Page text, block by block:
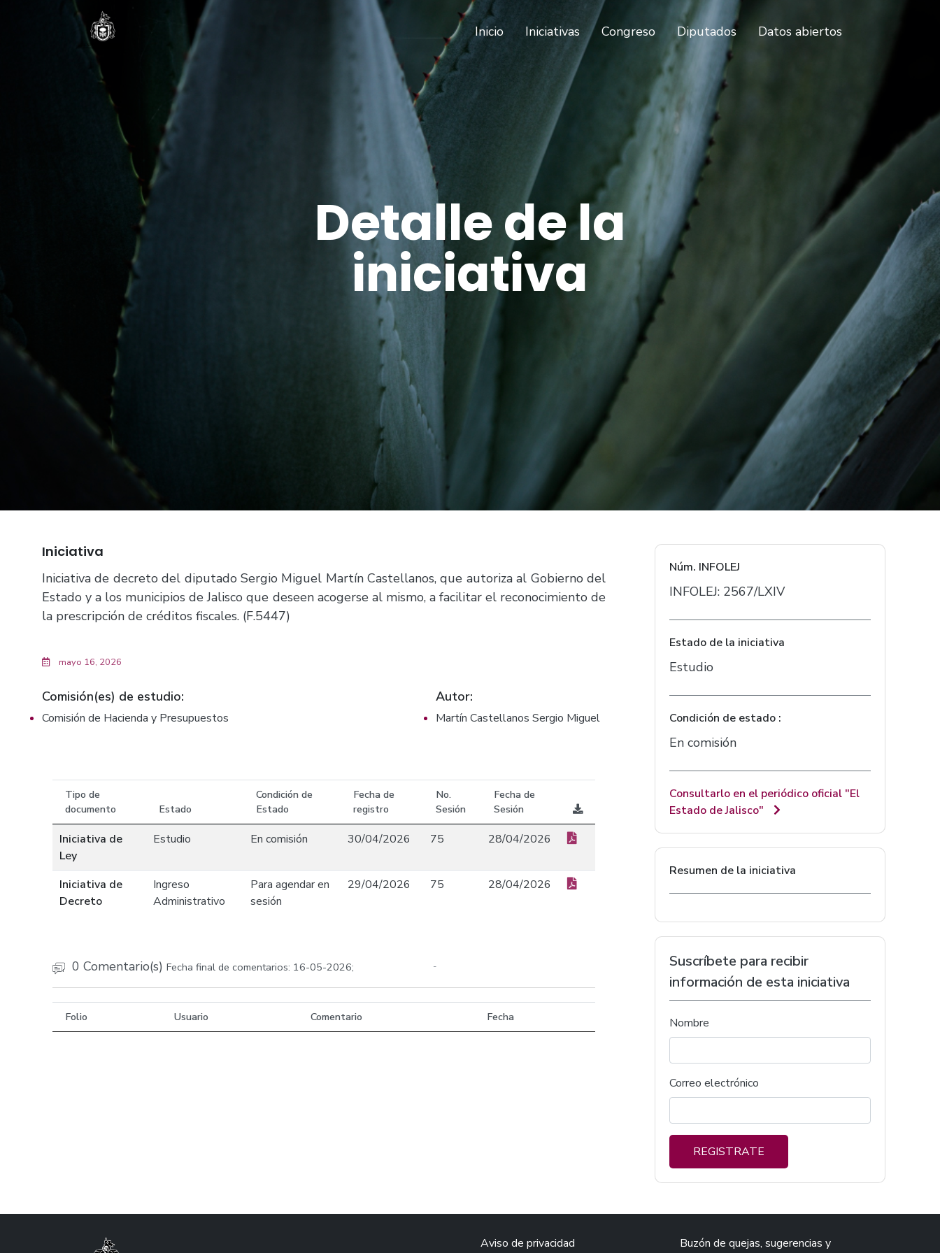
Inicio(current)
Iniciativas Congreso Diputados Datos abiertos
Detalle de la
iniciativa
Iniciativa
Iniciativa de decreto del diputado Sergio Miguel Martín Castellanos, que autoriza al Gobierno del
Estado y a los municipios de Jalisco que deseen acogerse al mismo, a facilitar el reconocimiento de
la prescripción de créditos fiscales. (F.5447)
mayo 16, 2026
Comisión(es) de estudio:
Comisión de Hacienda y Presupuestos
Autor:
Martín Castellanos Sergio Miguel
Tipo de
documento
Estado
Condición de
Estado
Fecha de
registro
No.
Sesión
Fecha de
Sesión
Iniciativa de
Ley
Estudio En comisión 30/04/2026 75 28/04/2026
Iniciativa de
Decreto
Ingreso
Administrativo
Para agendar en
sesión
29/04/2026 75 28/04/2026
0 Comentario(s) Fecha final de comentarios: 16-05-2026; -
Folio Usuario Comentario Fecha
Núm. INFOLEJ
INFOLEJ: 2567/LXIV
Estado de la iniciativa
Estudio
Condición de estado :
En comisión
Consultarlo en el periódico oficial "El
Estado de Jalisco"
Resumen de la iniciativa
Suscríbete para recibir
información de esta iniciativa
Nombre
Correo electrónico
REGISTRATE
Aviso de privacidad
Buzón de quejas, sugerencias y